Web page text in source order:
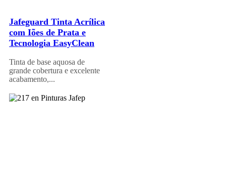
Jafeguard Tinta Acrílica
com Iões de Prata e
Tecnologia EasyClean
Tinta de base aquosa de
grande cobertura e excelente
acabamento,...